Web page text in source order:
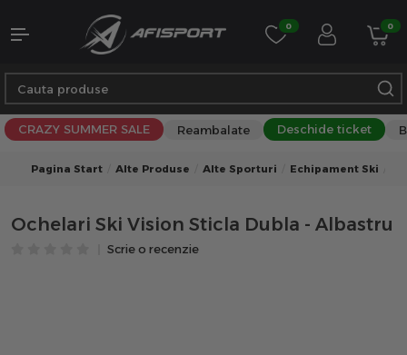
0 0
CRAZY SUMMER SALE Reambalate Deschide ticket
Pagina Start Alte Produse Alte Sporturi Echipament Ski
Ochelari Ski Vision Sticla Dubla - Albastru
Scrie o recenzie